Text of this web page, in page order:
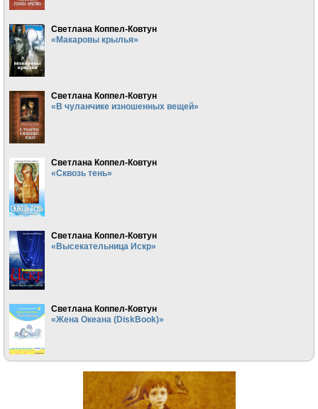
Светлана Коппел-Ковтун
«Макаровы крылья»
Светлана Коппел-Ковтун
«В чуланчике изношенных вещей»
Светлана Коппел-Ковтун
«Сквозь тень»
Светлана Коппел-Ковтун
«Высекательница Искр»
Светлана Коппел-Ковтун
«Жена Океана (DiskBook)»